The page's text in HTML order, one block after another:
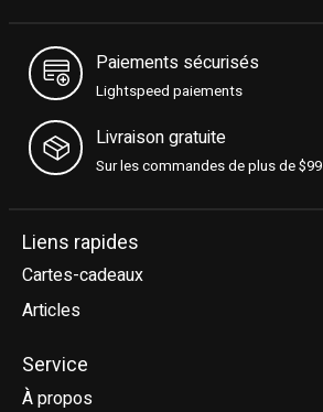
Paiements sécurisés
Lightspeed paiements
Livraison gratuite
Sur les commandes de plus de $99
Liens rapides
Cartes-cadeaux
Articles
Service
À propos